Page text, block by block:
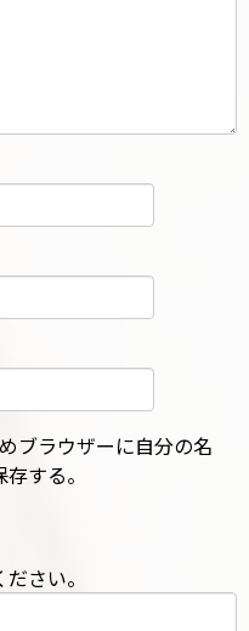
ブラウザーに自分の名
する。
さい。